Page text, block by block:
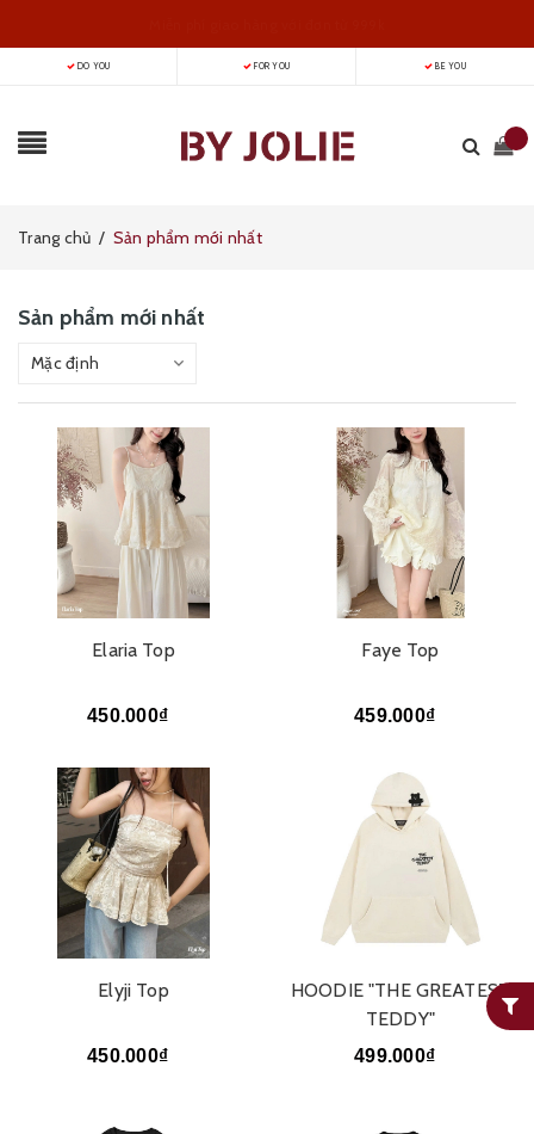
DO YOU FOR YOU BE YOU
Trang chủ / Sản phẩm mới nhất
Sản phẩm mới nhất
Elaria Top
450.000₫
Faye Top
459.000₫
Elyji Top
450.000₫
HOODIE "THE GREATEST
TEDDY"
499.000₫